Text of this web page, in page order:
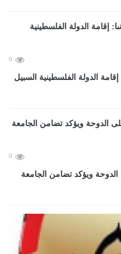
0
الدولة الفلسطينية السبيل
0
الدوحة ويؤكد تضامن الجامعة